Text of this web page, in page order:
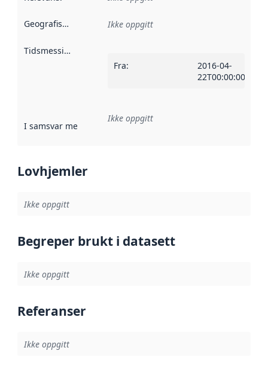
Geografisk avgrensning :
Ikke oppgitt
Tidsmessig avgrensning
Fra:
2016-04-
22T00:00:00Z
I samsvar med Referanse til en implementasjonsregel
Ikke oppgitt
Lovhjemler
Ikke oppgitt
Begreper brukt i datasett
Ikke oppgitt
Referanser
Ikke oppgitt